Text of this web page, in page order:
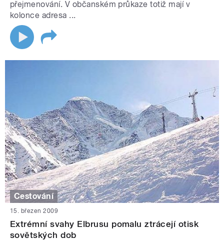
přejmenování. V občanském průkaze totiž mají v
kolonce adresa ...
Cestování
15. březen 2009
Extrémní svahy Elbrusu pomalu ztrácejí otisk
sovětských dob